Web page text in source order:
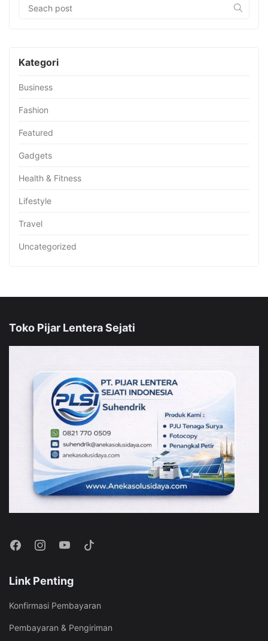
Kategori
Business
Fashion
Featured
Gadgets
Health & Fitness
Lifestyle
Travel
Uncategorized
Toko Pijar Lentera Sejati
Link Penting
Konfirmasi Pembayaran
Pembayaran & Pengiriman